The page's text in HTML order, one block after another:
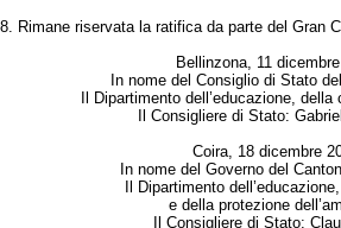
Rimane riservata la ratifica da parte del Gran
Bellinzona, 11
In nome del Consiglio di Stato
Il Dipartimento dell’educazione,
Il Consigliere di Stato:
Coira, 18 dicembre
In nome del Governo del
Il Dipartimento
e della protezione
Il Consigliere di Stato: